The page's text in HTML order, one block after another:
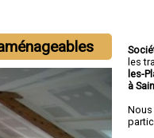
les
les-
à